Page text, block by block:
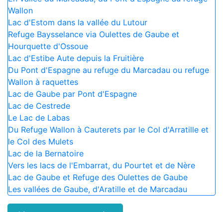
Wallon
Lac d'Estom dans la vallée du Lutour
Refuge Baysselance via Oulettes de Gaube et
Hourquette d'Ossoue
Lac d'Estibe Aute depuis la Fruitière
Du Pont d'Espagne au refuge du Marcadau ou refuge
Wallon à raquettes
Lac de Gaube par Pont d'Espagne
Lac de Cestrede
Le Lac de Labas
Du Refuge Wallon à Cauterets par le Col d'Arratille et
le Col des Mulets
Lac de la Bernatoire
Vers les lacs de l'Embarrat, du Pourtet et de Nère
Lac de Gaube et Refuge des Oulettes de Gaube
Les vallées de Gaube, d'Aratille et de Marcadau